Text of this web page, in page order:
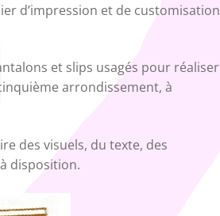
d’impression et de customisation
et slips usagés pour réaliser
arrondissement, à
des visuels, du texte, des
disposition.